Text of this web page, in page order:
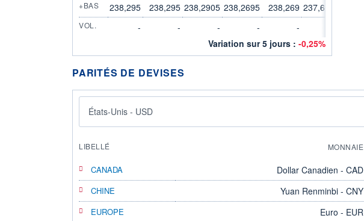
+BAS 238,295 238,295 238,2905 238,2695 238,269 237,615
VOL. - - - - -
Variation sur 5 jours : -0,25%
PARITÉS DE DEVISES
États-Unis - USD
LIBELLÉ MONNAIE
CANADA Dollar Canadien - CAD
CHINE Yuan Renminbi - CNY
EUROPE Euro - EUR